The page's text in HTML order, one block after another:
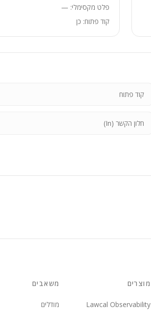
פלט מקסימלי: —
קוד פתוח: כן
קוד פתוח
חלון הקשר (In)
מוצרים
Lawcal Observability
משאבים
מודלים